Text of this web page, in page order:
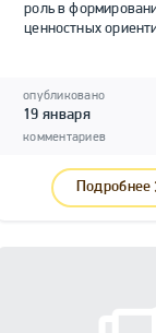
роль в
ценностных
опубликовано
19 января
комментариев
Подробнее